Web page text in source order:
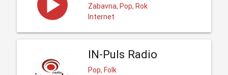
Zabavna, Pop, Rok
Internet
IN-Puls Radio
Pop, Folk